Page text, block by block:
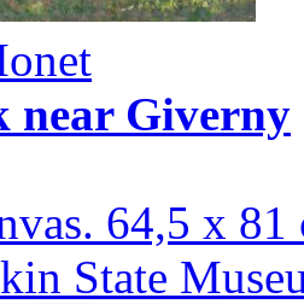
near Giverny
64,5 x 81
State